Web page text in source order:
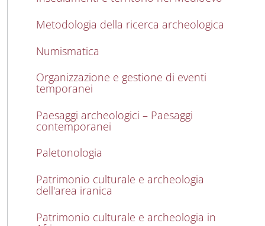
Metodologia della ricerca archeologica
Numismatica
Organizzazione e gestione di eventi
temporanei
Paesaggi archeologici – Paesaggi
contemporanei
Paletonologia
Patrimonio culturale e archeologia
dell'area iranica
Patrimonio culturale e archeologia in